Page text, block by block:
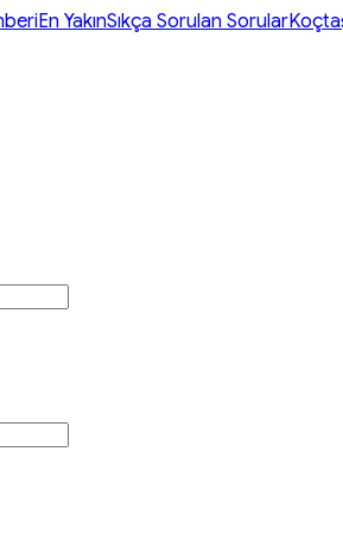
En YakınSıkça Sorulan Sorular